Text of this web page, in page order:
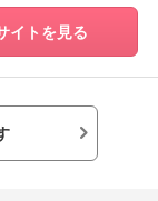
イトを見る